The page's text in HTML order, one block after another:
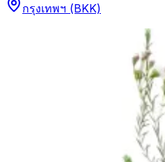
กรุงเทพฯ (BKK)